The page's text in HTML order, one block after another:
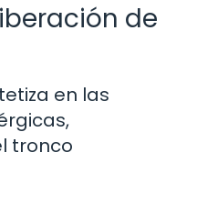
de
en las
tronco